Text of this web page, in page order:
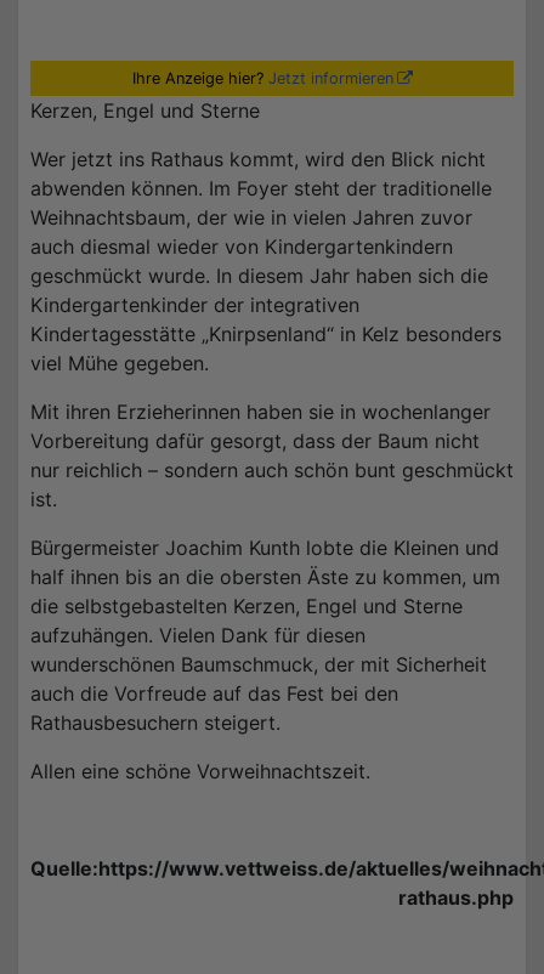
Ihre Anzeige hier? Jetzt informieren
Kerzen, Engel und Sterne
Wer jetzt ins Rathaus kommt, wird den Blick nicht
abwenden können. Im Foyer steht der traditionelle
Weihnachtsbaum, der wie in vielen Jahren zuvor
auch diesmal wieder von Kindergartenkindern
geschmückt wurde. In diesem Jahr haben sich die
Kindergartenkinder der integrativen
Kindertagesstätte „Knirpsenland“ in Kelz besonders
viel Mühe gegeben.
Mit ihren Erzieherinnen haben sie in wochenlanger
Vorbereitung dafür gesorgt, dass der Baum nicht
nur reichlich – sondern auch schön bunt geschmückt
ist.
Bürgermeister Joachim Kunth lobte die Kleinen und
half ihnen bis an die obersten Äste zu kommen, um
die selbstgebastelten Kerzen, Engel und Sterne
aufzuhängen. Vielen Dank für diesen
wunderschönen Baumschmuck, der mit Sicherheit
auch die Vorfreude auf das Fest bei den
Rathausbesuchern steigert.
Allen eine schöne Vorweihnachtszeit.
Quelle:https://www.vettweiss.de/aktuelles/
rathaus.php